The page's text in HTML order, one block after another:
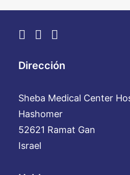
Dirección
Sheba Medical Center
Hashomer
52621 Ramat Gan
Israel